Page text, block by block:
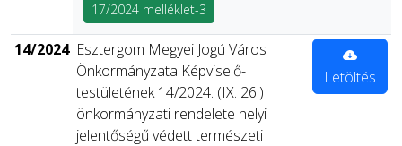
17/2024 melléklet-3
14/2024 Esztergom Megyei Jogú Város
Önkormányzata Képviselő-
testületének 14/2024. (IX. 26.)
önkormányzati rendelete helyi
jelentőségű védett természeti
Letöltés